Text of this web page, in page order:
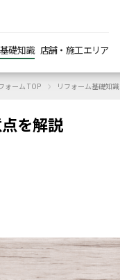
礎知識 店舗・施工エリア
ォーム TOP › リフォーム基礎知識
を解説